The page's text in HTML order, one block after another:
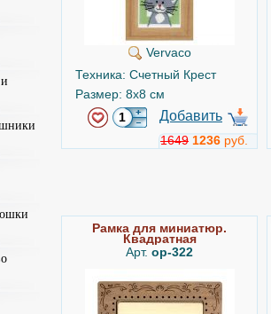
Vervaco
Техника: Счетный Крест
Размер: 8x8 см
Добавить
1649 1236 руб.
Рамка для миниатюр.
Квадратная
Арт. ор-322